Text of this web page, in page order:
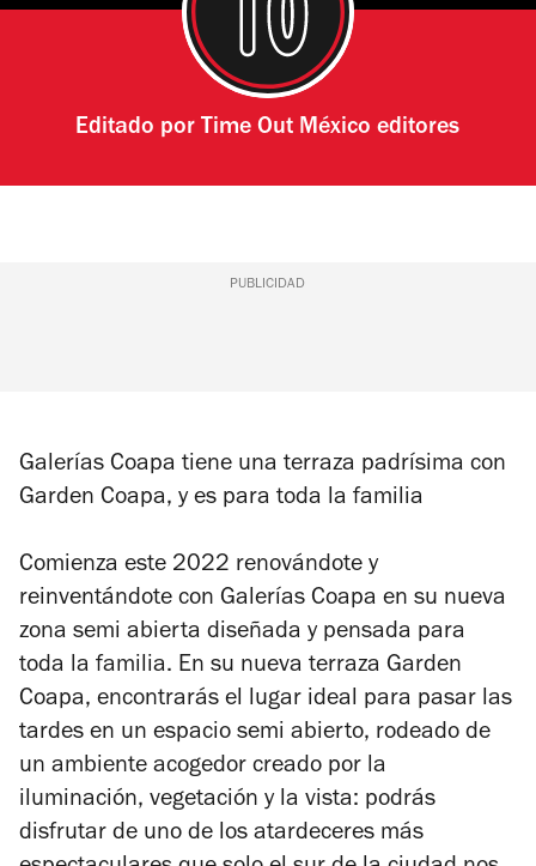
Editado por Time Out México editores
PUBLICIDAD
Galerías Coapa tiene una terraza padrísima con
Garden Coapa, y es para toda la familia
Comienza este 2022 renovándote y
reinventándote con Galerías Coapa en su nueva
zona semi abierta diseñada y pensada para
toda la familia. En su nueva terraza Garden
Coapa, encontrarás el lugar ideal para pasar las
tardes en un espacio semi abierto, rodeado de
un ambiente acogedor creado por la
iluminación, vegetación y la vista: podrás
disfrutar de uno de los atardeceres más